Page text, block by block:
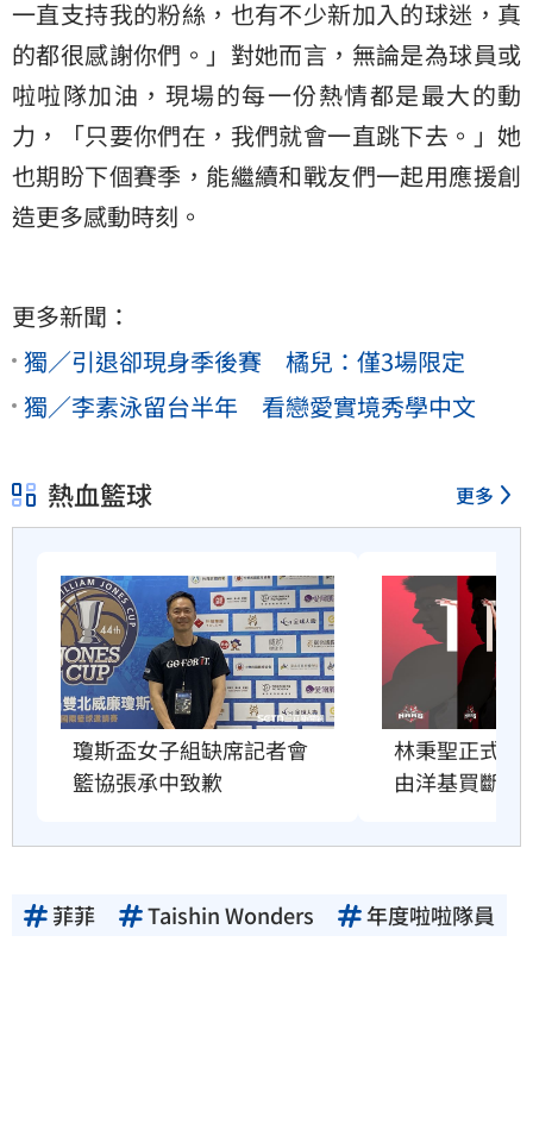
一直支持我的粉絲，也有不少新加入的球迷，真
的都很感謝你們。」對她而言，無論是為球員或
啦啦隊加油，現場的每一份熱情都是最大的動
力，「只要你們在，我們就會一直跳下去。」她
也期盼下個賽季，能繼續和戰友們一起用應援創
造更多感動時刻。
更多新聞：
獨／引退卻現身季後賽 橘兒：僅3場限定
獨／李素泳留台半年 看戀愛實境秀學中文
熱血籃球 更多
瓊斯盃女子組缺席記者會
籃協張承中致歉
林秉聖正式告
由洋基買斷合
菲菲 Taishin Wonders 年度啦啦隊員